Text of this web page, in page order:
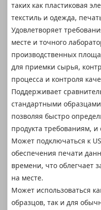
таких как пластиковая
текстиль и одежда,
Удовлетворяет
месте и точного
производственных
для приемки сырья,
процесса и контроля
Поддерживает
стандартными
позволяя быстро
продукта требованиям, и
Может подключаться к
обеспечения печати
времени, что облегчает
на месте.
Может использоваться
образцов, так и для